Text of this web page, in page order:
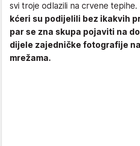
svi troje odlazili na crvene tepihe.
kćeri su podijelili bez ikakvih
par se zna skupa pojaviti na
dijele zajedničke fotografije
mrežama.